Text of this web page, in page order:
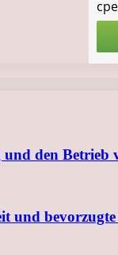
den
und